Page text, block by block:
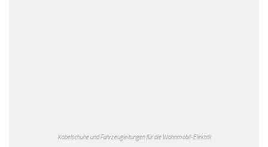
Kabelschuhe und Fahrzeugleitungen für die Wohnmobil-Elektrik